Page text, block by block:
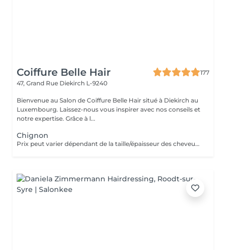
Coiffure Belle Hair
177
47, Grand Rue Diekirch L-9240
Bienvenue au Salon de Coiffure Belle Hair situé à Diekirch au
Luxembourg. Laissez-nous vous inspirer avec nos conseils et
notre expertise. Grâce à l...
Chignon
Prix peut varier dépendant de la taille/épaisseur des cheveux et de la quantité des produits finalement utilisées.